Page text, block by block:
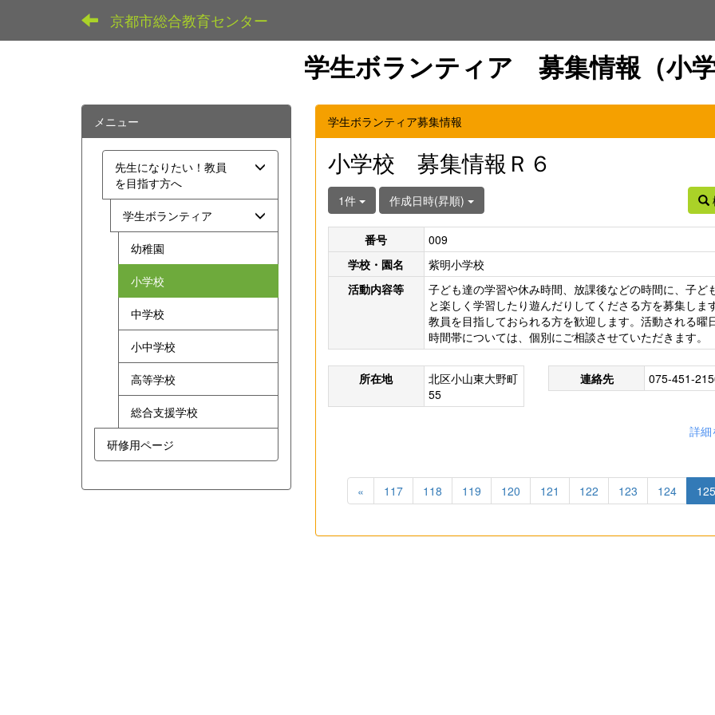
京都市総合教育センター
学生ボランティア 募集情報（小学
学生ボランティア募集情報
小学校 募集情報Ｒ６
1件 作成日時(昇順)
番号
009
学校・園名
紫明小学校
活動内容等
子ども達の学習や休み時間、放課後などの時間に、子ど
と楽しく学習したり遊んだりしてくださる方を募集します
教員を目指しておられる方を歓迎します。活動される曜
時間帯については、個別にご相談させていただきます。
所在地
北区小山東大野町
55
連絡先 075-451-
詳細
« 117 118 119 120 121 122 123 124 125
メニュー
先生になりたい！教員
を目指す方へ
学生ボランティア
幼稚園
小学校
中学校
小中学校
高等学校
総合支援学校
研修用ページ